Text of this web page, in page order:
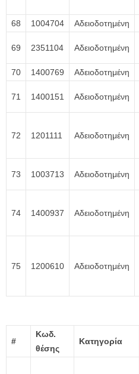
68
1004704 Αδειοδοτημένη
69 2351104 Αδειοδοτημένη
70
1400769 Αδειοδοτημένη
71 1400151 Αδειοδοτημένη
72 1201111 Αδειοδοτημένη
73 1003713 Αδειοδοτημένη
74 1400937 Αδειοδοτημένη
75 1200610 Αδειοδοτημένη
#
Κωδ.
θέσης
Κατηγορία